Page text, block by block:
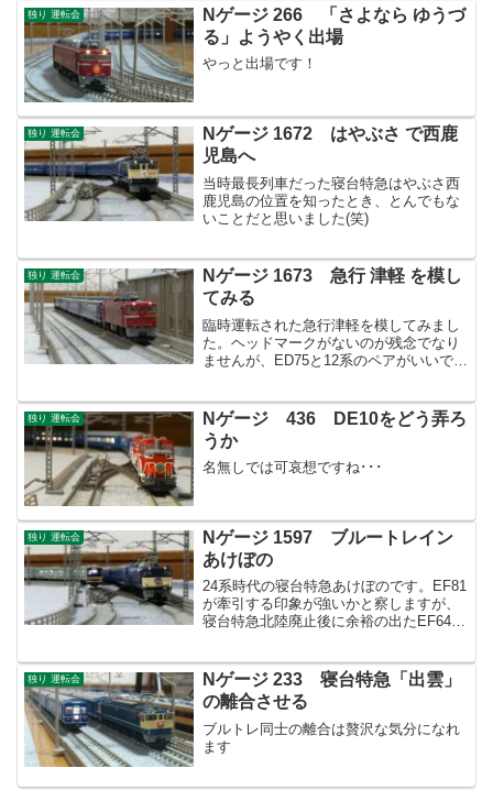
がらですね。あ、アルコールはダメです
よ！さて、昨日も平常...
独り 運転会
Nゲージ 266 「さよなら ゆうづ
る」ようやく出場
やっと出場です！
独り 運転会
Nゲージ 1672 はやぶさ で西鹿
児島へ
当時最長列車だった寝台特急はやぶさ西
鹿児島の位置を知ったとき、とんでもな
いことだと思いました(笑)
独り 運転会
Nゲージ 1673 急行 津軽 を模し
てみる
臨時運転された急行津軽を模してみまし
た。ヘッドマークがないのが残念でなり
ませんが、ED75と12系のペアがいいです
独り 運転会
Nゲージ 436 DE10をどう弄ろ
うか
名無しでは可哀想ですね･･･
独り 運転会
Nゲージ 1597 ブルートレイン
あけぼの
24系時代の寝台特急あけぼのです。EF81
が牽引する印象が強いかと察しますが、
寝台特急北陸廃止後に余裕の出たEF64が
独り 運転会
Nゲージ 233 寝台特急「出雲」
の離合させる
ブルトレ同士の離合は贅沢な気分になれ
ます